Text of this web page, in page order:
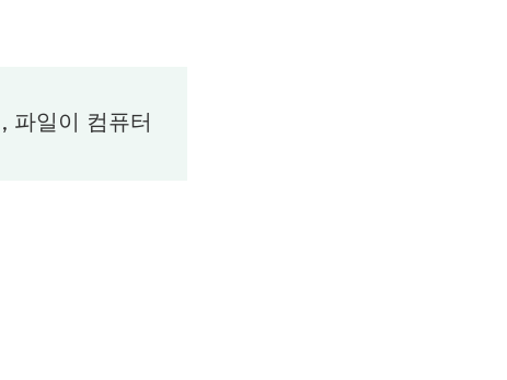
파일이 컴퓨터